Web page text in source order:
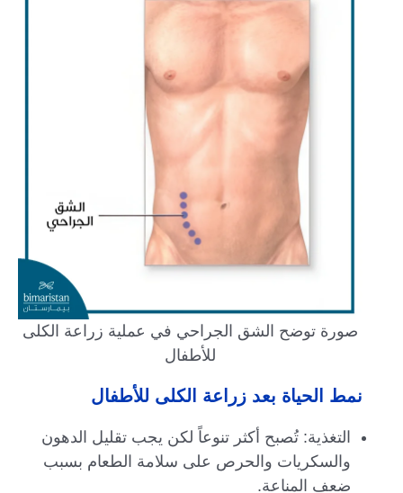
صورة توضح الشق الجراحي في عملية زراعة الكلى
للأطفال
نمط الحياة بعد زراعة الكلى للأطفال
التغذية: تُصبح أكثر تنوعاً لكن يجب تقليل الدهون
والسكريات والحرص على سلامة الطعام بسبب
ضعف المناعة.